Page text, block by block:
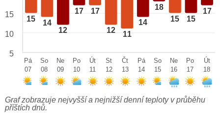
15 14
12
17 17
12 11
14
18
15 15
17
15
10
5
Pá
07
So
08
Ne
09
Po
10
Út
11
St
12
Čt
13
Pá
14
So
15
Ne
16
Po
17
Út
18
Graf zobrazuje nejvyšší a nejnižší denní teploty v průběhu
příštích dnů.